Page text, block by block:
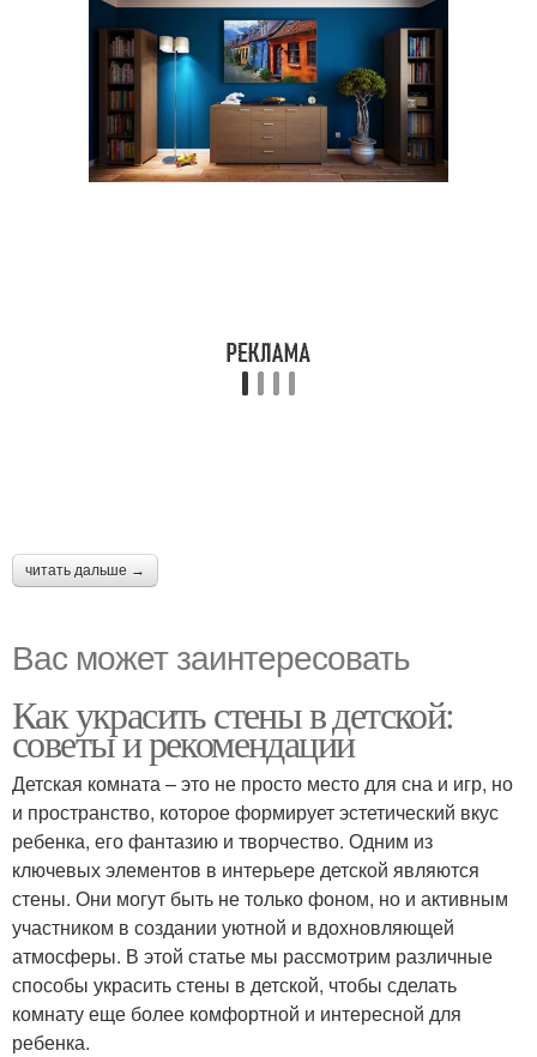
читать дальше →
Вас может заинтересовать
Как украсить стены в детской:
советы и рекомендации
Детская комната – это не просто место для сна и игр, но
и пространство, которое формирует эстетический вкус
ребенка, его фантазию и творчество. Одним из
ключевых элементов в интерьере детской являются
стены. Они могут быть не только фоном, но и активным
участником в создании уютной и вдохновляющей
атмосферы. В этой статье мы рассмотрим различные
способы украсить стены в детской, чтобы сделать
комнату еще более комфортной и интересной для
ребенка.